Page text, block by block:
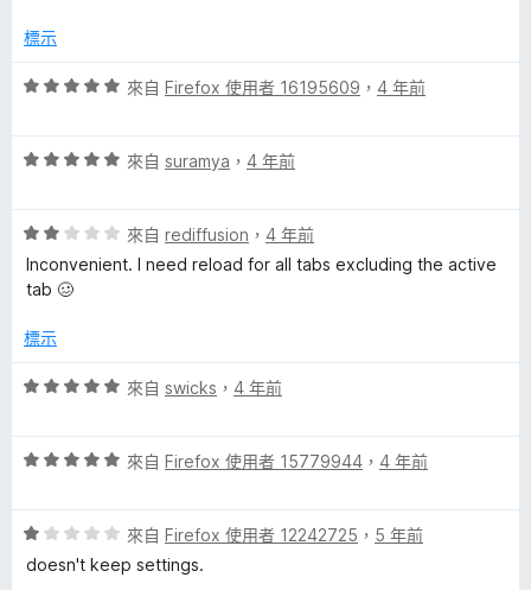
5
標示
評
分
分
5
分
來自 Firefox 使用者 16195609 ， 4 年前
評
分
，
滿
5
來自 suramya ， 4 年前
評
價
2
，
分
來自 rediffusion ， 4 年前
Inconvenient. I need reload for all tabs excluding the active
tab 🥴
標示
評
分
分
5
來自 swicks ， 4 年前
評
分
，
來自 Firefox 使用者 15779944 ， 4 年前
評
價
來自 Firefox 使用者 12242725 ， 5 年前
doesn't keep settings.